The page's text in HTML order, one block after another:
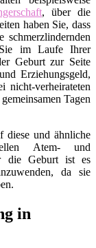
, über die
haben Sie, dass
im Laufe Ihrer
Geburt zur Seite
Erziehungsgeld,
nicht-verheirateten
Tagen
diese und ähnliche
Atem- und
die Geburt ist es
da sie
in